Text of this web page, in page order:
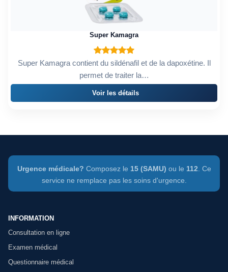
Super Kamagra
Super Kamagra contient du sildénafil et de la dapoxétine. Il
permet de traiter la…
Voir les détails
Urgence médicale? Composez le 15 (SAMU) ou le 112 . Ce
service ne remplace pas les soins d'urgence.
INFORMATION
Consultation en ligne
Examen médical
Questionnaire médical